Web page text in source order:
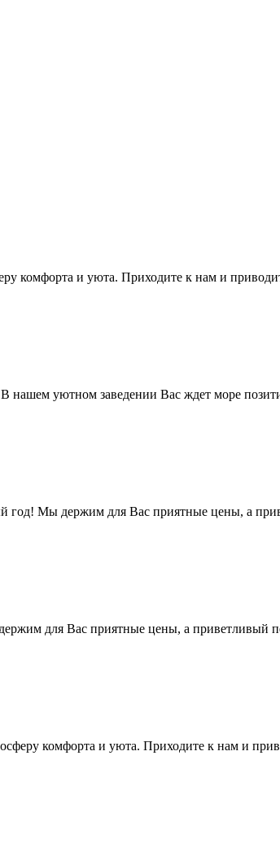
комфорта и уюта. Приходите к нам и
нашем уютном заведении Вас ждет море
год! Мы держим для Вас приятные цены, а
для Вас приятные цены, а приветливый
комфорта и уюта. Приходите к нам и